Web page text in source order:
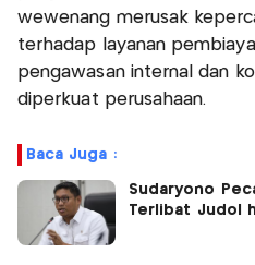
wewenang merusak
terhadap layanan
pengawasan internal dan
diperkuat perusahaan.
Baca Juga :
Sudaryono
Terlibat Judol